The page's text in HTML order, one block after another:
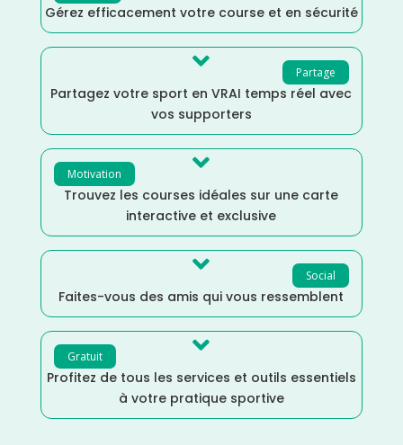
Gérez efficacement votre course et en sécurité
Partage

Partagez votre sport en VRAI temps réel avec
vos supporters
Motivation 
Trouvez les courses idéales sur une carte
interactive et exclusive
Social

Faites-vous des amis qui vous ressemblent
Gratuit 
Profitez de tous les services et outils essentiels
à votre pratique sportive